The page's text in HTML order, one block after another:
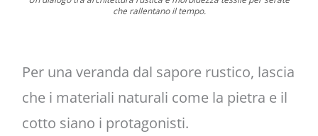
che rallentano il tempo.
Per una veranda dal sapore rustico, lascia
che i materiali naturali come la pietra e il
cotto siano i protagonisti.